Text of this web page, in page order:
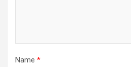
Name *